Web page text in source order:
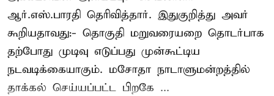
ஆர்.எஸ்.பாரதி தெரிவித்தார். இதுகுறித்து அவர்
கூறியதாவது:- தொகுதி மறுவரையறை தொடர்பாக
தற்போது முடிவு எடுப்பது முன்கூட்டிய
நடவடிக்கையாகும். மசோதா நாடாளுமன்றத்தில்
தாக்கல் செய்யப்பட்ட பிறகே ...